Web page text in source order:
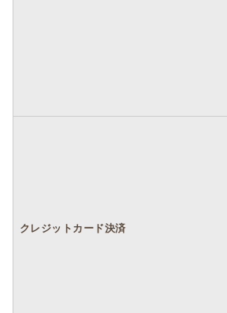
クレジットカード決済